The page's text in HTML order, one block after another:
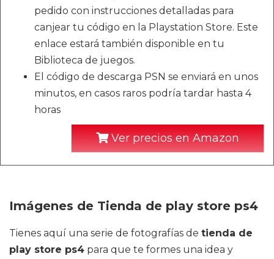
pedido con instrucciones detalladas para
canjear tu código en la Playstation Store. Este
enlace estará también disponible en tu
Biblioteca de juegos.
El código de descarga PSN se enviará en unos
minutos, en casos raros podría tardar hasta 4
horas
Ver precios en Amazon
Imágenes de Tienda de play store ps4
Tienes aquí una serie de fotografías de tienda de
play store ps4 para que te formes una idea y